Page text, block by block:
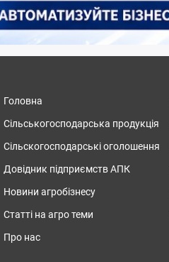
Головна
Сільськогосподарська продукція
Сільскогосподарські оголошення
Довідник підприємств АПК
Новини агробізнесу
Статті на агро теми
Про нас